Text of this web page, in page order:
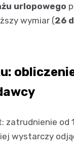
urlopowego
wymiar (26
zatrudnienie od
wystarczy